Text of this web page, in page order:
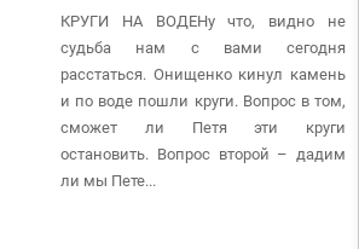
КРУГИ НА ВОДЕНу что, видно не
судьба нам с вами сегодня
расстаться. Онищенко кинул камень
и по воде пошли круги. Вопрос в том,
сможет ли Петя эти круги
остановить. Вопрос второй – дадим
ли мы Пете...